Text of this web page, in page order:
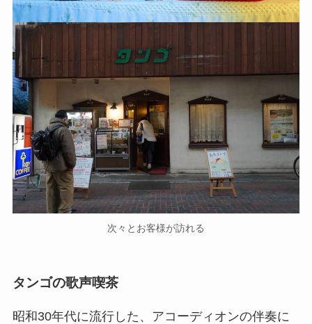
次々とお客様が訪れる
タンゴの歌声喫茶
昭和30年代に流行した、アコーディオンの伴奏に